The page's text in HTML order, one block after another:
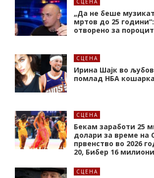
СЦЕНА
„Да не беше
мртов до 25
отворено за
СЦЕНА
Ирина Шајк во
помлад НБА
СЦЕНА
Бекам заработи 25
долари за време на
првенство во 2026
20, Бибер 16
СЦЕНА